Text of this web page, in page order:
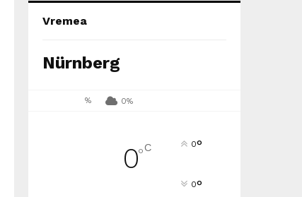
Vremea
Nürnberg
% 0%
0°C 0°
0°